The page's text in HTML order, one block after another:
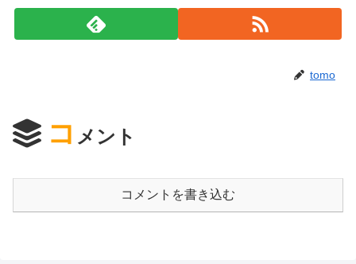
tomo
コ メント
コメントを書き込む